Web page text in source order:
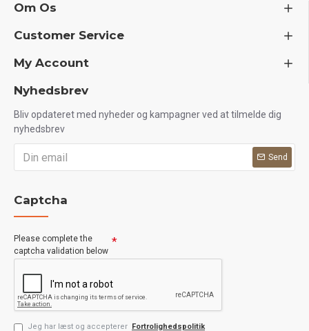
Om Os
Customer Service
My Account
Nyhedsbrev
Bliv opdateret med nyheder og kampagner ved at tilmelde dig
nyhedsbrev
Send
Captcha
Please complete the
captcha validation below
Jeg har læst og accepterer Fortrolighedspolitik